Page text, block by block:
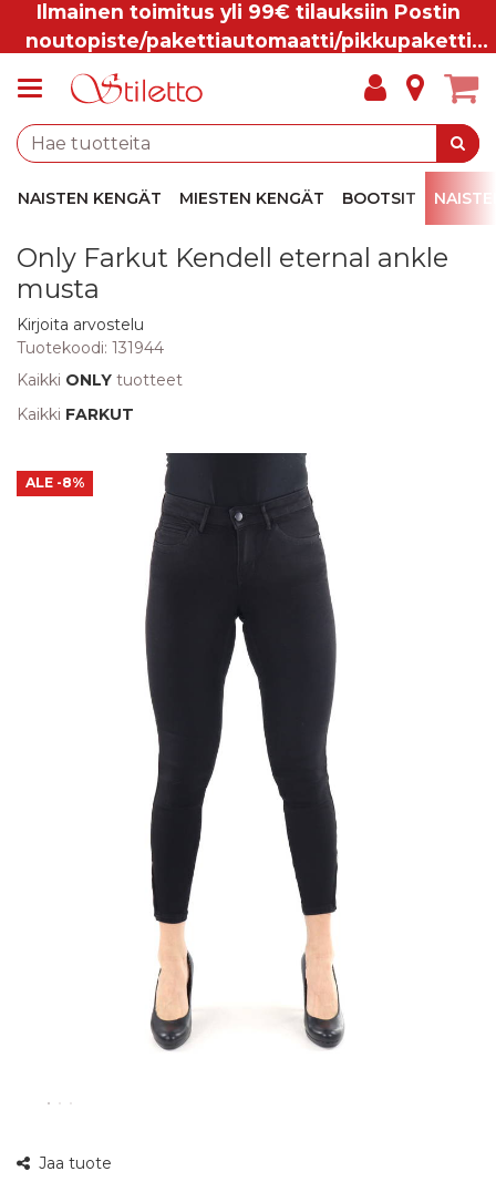
Ilmainen toimitus yli 99€ tilauksiin Postin
noutopiste/pakettiautomaatti/pikkupaketti
NAISTEN KENGÄT MIESTEN KENGÄT BOOTSIT
Only Farkut Kendell eternal ankle
musta
Kirjoita arvostelu
Tuotekoodi: 131944
Kaikki ONLY tuotteet
Kaikki FARKUT
kuva
ALE -8%
Jaa tuote